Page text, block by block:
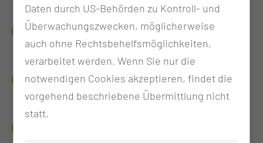
DAS BRAUCHST DU
WANN UND WIE LANG
Daten durch US-Behörden zu Kontroll- und
Überwachungszwecken, möglicherweise
auch ohne Rechtsbehelfsmöglichkeiten,
verarbeitet werden. Wenn Sie nur die
notwendigen Cookies akzeptieren, findet die
vorgehend beschriebene Übermittlung nicht
statt.